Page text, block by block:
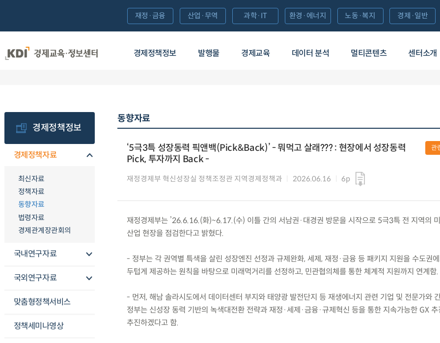
경제정책정보 발행물 경제교육 데이터 분석 멀티콘텐츠 센터소개
재정·금융 산업·무역 과학·IT 환경·에너지 노동·복지 경제·일반
경제정책정보
경제정책자료
최신자료
정책자료
동향자료
법령자료
경제관계장관회의
국내연구자료
국외연구자료
맞춤형정책서비스
정책세미나영상
동향자료
‘5극3특 성장동력 픽앤백(Pick&Back)’ - 뭐먹고 살래??? : 현장에서 성장동력
Pick, 투자까지 Back -
재정경제부 혁신성장실 정책조정관 지역경제정책과 2026.06.16 6p
관
재정경제부는 ’26.6.16.(화)~6.17.(수) 이틀 간의 서남권·대경권 방문을 시작으로 5극3특 전 지역의
산업 현장을 점검한다고 밝혔다.
- 정부는 각 권역별 특색을 살린 성장엔진 선정과 규제완화, 세제, 재정·금융 등 패키지 지원을 수도권
두텁게 제공하는 원칙을 바탕으로 미래먹거리를 선정하고, 민관협의체를 통한 체계적 지원까지 연계함.
- 먼저, 해남 솔라시도에서 데이터센터 부지와 태양광 발전단지 등 재생에너지 관련 기업 및 전문가와
정부는 신성장 동력 기반의 녹색대전환 전략과 재정·세제·금융·규제혁신 등을 통한 지속가능한 GX 추
추진하겠다고 함.